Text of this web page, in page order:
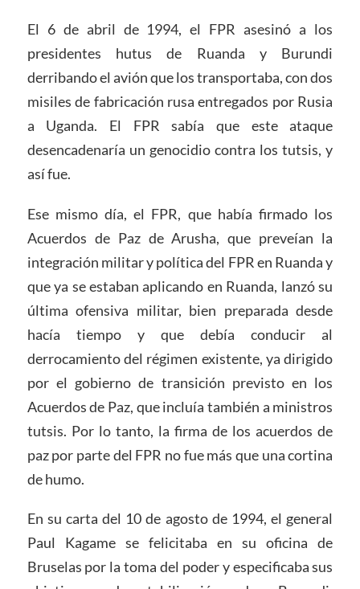
El 6 de abril de 1994, el FPR asesinó a los
presidentes hutus de Ruanda y Burundi
derribando el avión que los transportaba, con dos
misiles de fabricación rusa entregados por Rusia
a Uganda. El FPR sabía que este ataque
desencadenaría un genocidio contra los tutsis, y
así fue.
Ese mismo día, el FPR, que había firmado los
Acuerdos de Paz de Arusha, que preveían la
integración militar y política del FPR en Ruanda y
que ya se estaban aplicando en Ruanda, lanzó su
última ofensiva militar, bien preparada desde
hacía tiempo y que debía conducir al
derrocamiento del régimen existente, ya dirigido
por el gobierno de transición previsto en los
Acuerdos de Paz, que incluía también a ministros
tutsis. Por lo tanto, la firma de los acuerdos de
paz por parte del FPR no fue más que una cortina
de humo.
En su carta del 10 de agosto de 1994, el general
Paul Kagame se felicitaba en su oficina de
Bruselas por la toma del poder y especificaba sus